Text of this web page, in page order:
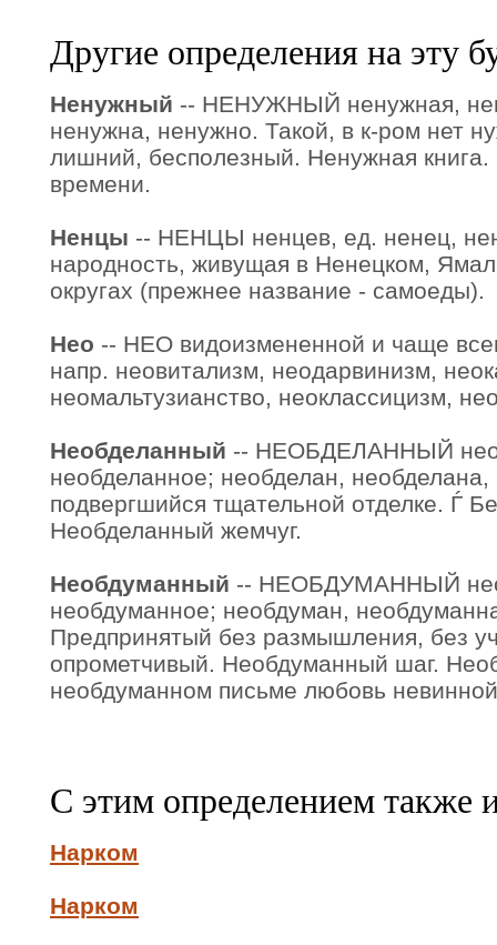
Другие определения на эту
Ненужный -- НЕНУЖНЫЙ ненужная,
ненужна, ненужно. Такой, в к-ром нет
лишний, бесполезный. Ненужная
времени.
Ненцы -- НЕНЦЫ ненцев, ед. ненец,
народность, живущая в Ненецком,
округах (прежнее название - самоеды).
Нео -- НЕО видоизмененной и чаще
напр. неовитализм, неодарвинизм,
неомальтузианство, неоклассицизм,
Необделанный -- НЕОБДЕЛАННЫЙ
необделанное; необделан, необделана,
подвергшийся тщательной отделке. Ѓ
Необделанный жемчуг.
Необдуманный -- НЕОБДУМАННЫЙ
необдуманное; необдуман,
Предпринятый без размышления, без
опрометчивый. Необдуманный шаг.
необдуманном письме любовь
С этим определением также
Нарком
Нарком